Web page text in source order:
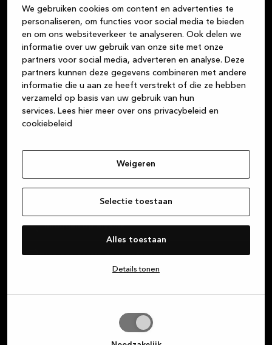
We gebruiken cookies om content en advertenties te
personaliseren, om functies voor social media te bieden
en om ons websiteverkeer te analyseren. Ook delen we
informatie over uw gebruik van onze site met onze
partners voor social media, adverteren en analyse. Deze
partners kunnen deze gegevens combineren met andere
informatie die u aan ze heeft verstrekt of die ze hebben
verzameld op basis van uw gebruik van hun
services. Lees hier meer over ons privacybeleid en
cookiebeleid
Weigeren
Selectie toestaan
Alles toestaan
Details tonen
de gezelschapsspelletjes die je speelt … De keuken is
het centrum van je leven. Wij zijn je betrouwbare
partner voor prachtige, hoogwaardige Deense
designproducten in duurzame materialen, of je nu op
zoek bent naar een keuken, badkamer of maatkast.
Wij streven er altijd naar om een fantastische
klantenservice te bieden, vanaf het moment dat je
een van onze winkels binnenstapt tot het moment
dat je thuis je nieuwe keuken, badkamer of maatkast
Inloggen op MyKvik
Plan een gratis designafspraak